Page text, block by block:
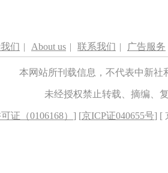
们 | About us | 联系我们 | 广告服务
本网站所刊载信息，不代表中新
未经授权禁止转载、摘编、
证（0106168） ] [京ICP证040655号] [